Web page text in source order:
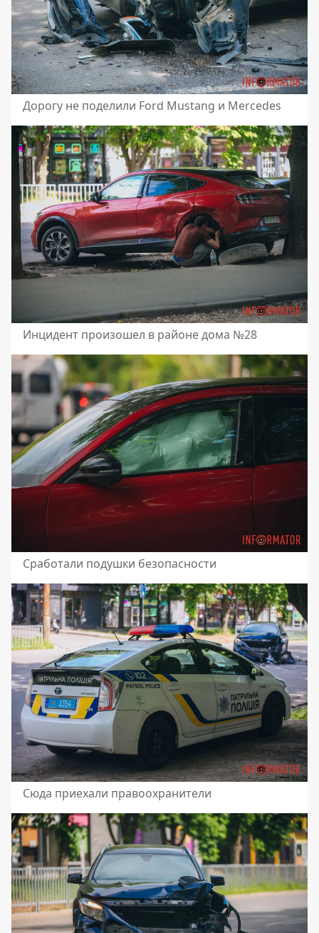
Дорогу не поделили Ford Mustang и Mercedes
Инцидент произошел в районе дома №28
Сработали подушки безопасности
Сюда приехали правоохранители